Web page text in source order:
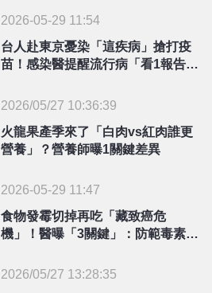
2026-05-29 11:54
台人赴東京憂染「這疾病」搶打疫
苗！感染醫提醒流行病「看1報告」
2026/05/27 10:36:39
火龍果產季來了「白肉vs紅肉誰更
營養」？營養師曝1關鍵差異
2026-05-29 11:47
食物發霉切掉再吃「藏致癌危
機」！醫曝「3關鍵」：防範毒素增
2026/05/27 13:28:35